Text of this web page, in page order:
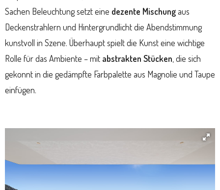
Sachen Beleuchtung setzt eine dezente Mischungaus
Deckenstrahlern und Hintergrundlicht die Abendstimmung
kunstvoll in Szene. Überhaupt spielt die Kunst eine wichtige
Rolle für das Ambiente – mit abstrakten Stücken , die sich
gekonnt in die gedämpfte Farbpalette aus Magnolie und Taupe
einfügen.